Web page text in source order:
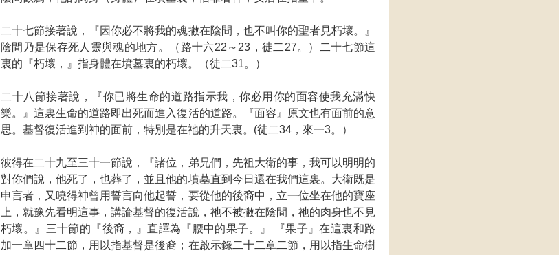
二十七節接著說，『因你必不將我的魂撇在陰間，也不叫你的聖者見朽壞。』
陰間乃是保存死人靈與魂的地方。（路十六22～23，徒二27。）二十七節這
裏的『朽壞，』指身體在墳墓裏的朽壞。（徒二31。）
二十八節接著說，『你已將生命的道路指示我，你必用你的面容使我充滿快
樂。』這裏生命的道路即出死而進入復活的道路。『面容』原文也有面前的意
思。基督復活進到神的面前，特別是在祂的升天裏。(徒二34，來一3。）
彼得在二十九至三十一節說，『諸位，弟兄們，先祖大衛的事，我可以明明的
對你們說，他死了，也葬了，並且他的墳墓直到今日還在我們這裏。大衛既是
申言者，又曉得神曾用誓言向他起誓，要從他的後裔中，立一位坐在他的寶座
上，就豫先看明這事，講論基督的復活說，祂不被撇在陰間，祂的肉身也不見
朽壞。』三十節的『後裔，』直譯為『腰中的果子。』 『果子』在這裏和路
加一章四十二節，用以指基督是後裔；在啟示錄二十二章二節，用以指生命樹